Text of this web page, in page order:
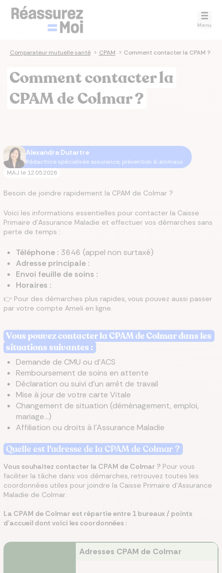
Menu
> Comparateur mutuelle santé > CPAM > Comment contacter la CPAM ?
Comment contacter la
CPAM de Colmar ?
Alexandra Dutartre
Rédactrice spécialisée assurance, prévention & animaux
MAJ le 12.05.2026
Besoin de joindre rapidement la CPAM de Colmar ?
Voici les informations essentielles pour contacter la Caisse
Primaire d’Assurance Maladie et effectuer vos démarches sans
perte de temps :
Téléphone : 3646 (appel non surtaxé)
Adresse principale :
Envoi feuille de soins :
Horaires :
👉 Pour des démarches plus rapides, vous pouvez aussi passer
par votre compte Ameli en ligne.
Vous pouvez contacter la CPAM de Colmar dans les
situations suivantes :
Demande de CMU ou d'ACS
Remboursement de soins en attente
Déclaration ou suivi d'un arrêt de travail
Mise à jour de votre carte Vitale
Changement de situation (déménagement, emploi,
mariage…)
Affiliation ou droits à l'Assurance Maladie
Quelle est l'adresse de la CPAMde Colmar ?
Vous souhaitez contacter la CPAM de Colmar ? Pour vous
faciliter la tâche dans vos démarches, retrouvez toutes les
coordonnées utiles pour joindre la Caisse Primaire d'Assurance
Maladie de Colmar.
La CPAM de Colmar est répartie entre 1 bureaux / points
d'accueil dont voici les coordonnées :
Adresses CPAM de Colmar